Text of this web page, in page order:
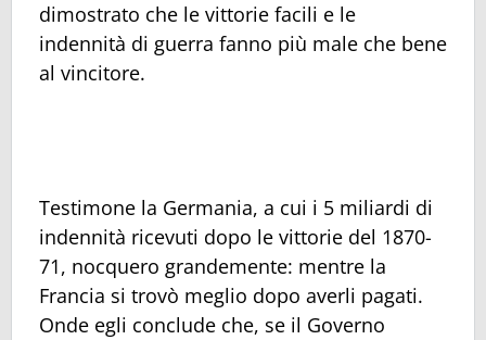
dimostrato che le vittorie facili e le
indennità di guerra fanno più male che bene
al vincitore.
Testimone la Germania, a cui i 5 miliardi di
indennità ricevuti dopo le vittorie del 1870-
71, nocquero grandemente: mentre la
Francia si trovò meglio dopo averli pagati.
Onde egli conclude che, se il Governo